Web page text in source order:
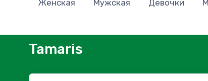
Женская Мужская Девочки
Tamaris